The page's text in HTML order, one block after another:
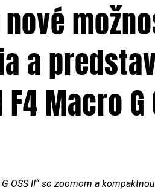
a
Macro G
OSS II“ so zoomom a